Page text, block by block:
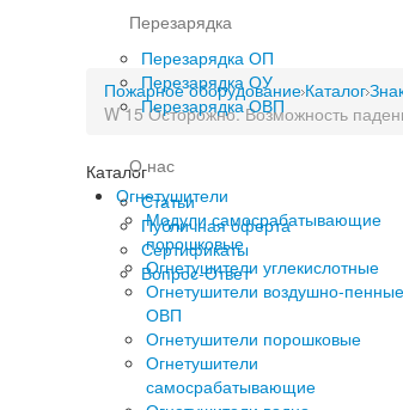
Перезарядка
Перезарядка ОП
Перезарядка ОУ
Перезарядка ОВП
О нас
Статьи
Публичная оферта
Сертификаты
Вопрос-Ответ
Пожарное оборудование Каталог
W 15 Осторожно. Возможность
Каталог
Огнетушители
Модули самосрабатывающие
порошковые
Огнетушители углекислотные
Огнетушители воздушно-пенные
ОВП
Огнетушители порошковые
Огнетушители
самосрабатывающие